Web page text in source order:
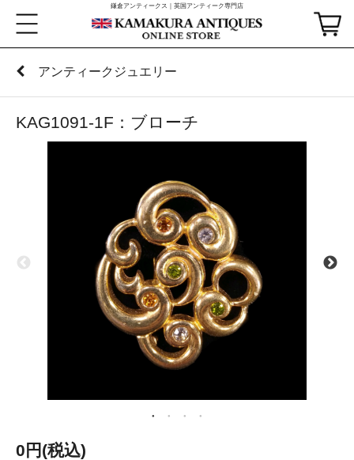
鎌倉アンティークス｜英国アンティーク専門店
アンティークジュエリー
KAG1091-1F：ブローチ
0円(税込)